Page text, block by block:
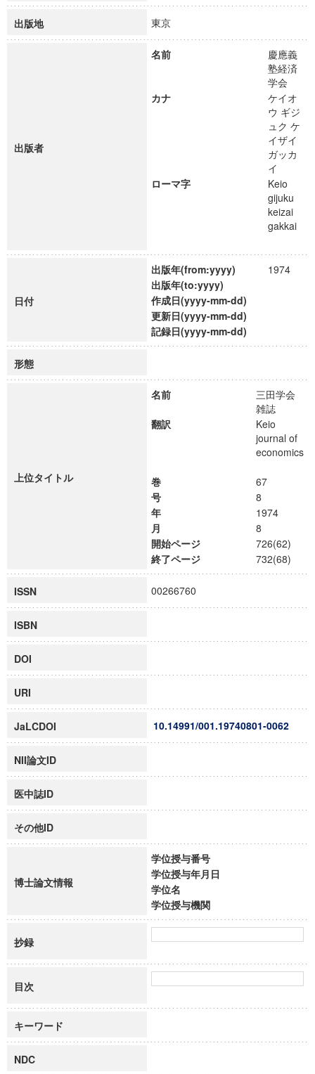
出版地 東京
出版者
名前
慶應義
塾経済
学会
カナ
ケイオ
ウ ギジ
ュク ケ
イザイ
ガッカ
イ
ローマ字
Keio
gijuku
keizai
gakkai
日付
出版年(from:yyyy)
1974
出版年(to:yyyy)
作成日(yyyy-mm-dd)
更新日(yyyy-mm-dd)
記録日(yyyy-mm-dd)
形態
上位タイトル
名前
三田学会
雑誌
翻訳
Keio
journal of
economics
巻
67
号
8
年
1974
月
8
開始ページ
726(62)
終了ページ
732(68)
ISSN 00266760
ISBN
DOI
URI
JaLCDOI 10.14991/001.19740801-0062
NII論文ID
医中誌ID
その他ID
博士論文情報
学位授与番号
学位授与年月日
学位名
学位授与機関
抄録
目次
キーワード
NDC